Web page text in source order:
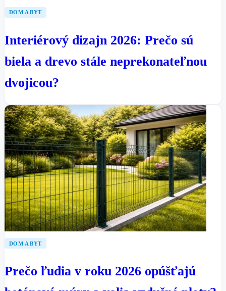
DOM A BYT
Interiérový dizajn 2026: Prečo sú
biela a drevo stále neprekonateľnou
dvojicou?
DOM A BYT
Prečo ľudia v roku 2026 opúšťajú